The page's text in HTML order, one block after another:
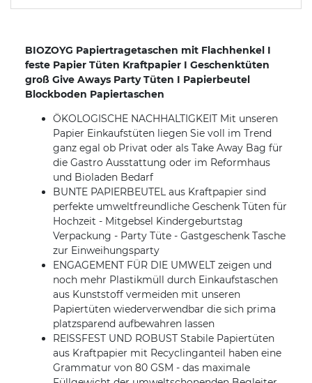
BIOZOYG Papiertragetaschen mit Flachhenkel I
feste Papier Tüten Kraftpapier I Geschenktüten
groß Give Aways Party Tüten I Papierbeutel
Blockboden Papiertaschen
ÖKOLOGISCHE NACHHALTIGKEIT Mit unseren
Papier Einkaufstüten liegen Sie voll im Trend
ganz egal ob Privat oder als Take Away Bag für
die Gastro Ausstattung oder im Reformhaus
und Bioladen Bedarf
BUNTE PAPIERBEUTEL aus Kraftpapier sind
perfekte umweltfreundliche Geschenk Tüten für
Hochzeit - Mitgebsel Kindergeburtstag
Verpackung - Party Tüte - Gastgeschenk Tasche
zur Einweihungsparty
ENGAGEMENT FÜR DIE UMWELT zeigen und
noch mehr Plastikmüll durch Einkaufstaschen
aus Kunststoff vermeiden mit unseren
Papiertüten wiederverwendbar die sich prima
platzsparend aufbewahren lassen
REISSFEST UND ROBUST Stabile Papiertüten
aus Kraftpapier mit Recyclinganteil haben eine
Grammatur von 80 GSM - das maximale